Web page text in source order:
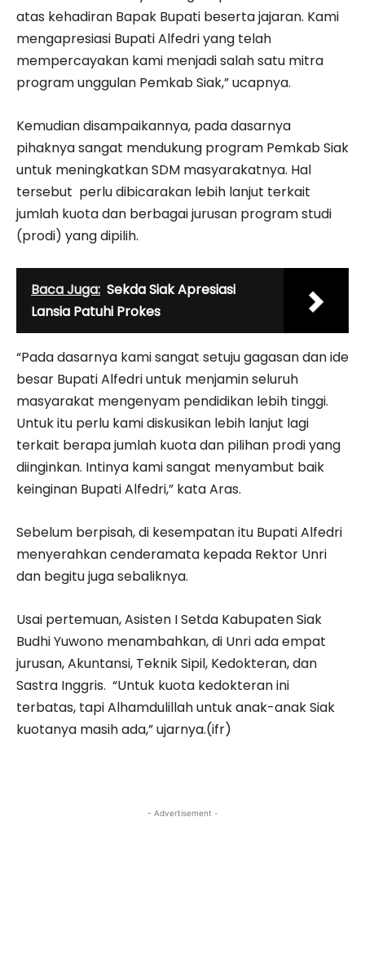
atas kehadiran Bapak Bupati beserta jajaran. Kami
mengapresiasi Bupati Alfedri yang telah
mempercayakan kami menjadi salah satu mitra
program unggulan Pemkab Siak,” ucapnya.
Kemudian disampaikannya, pada dasarnya
pihaknya sangat mendukung program Pemkab Siak
untuk meningkatkan SDM masyarakatnya. Hal
tersebut perlu dibicarakan lebih lanjut terkait
jumlah kuota dan berbagai jurusan program studi
(prodi) yang dipilih.
Baca Juga: Sekda Siak Apresiasi
Lansia Patuhi Prokes
“Pada dasarnya kami sangat setuju gagasan dan ide
besar Bupati Alfedri untuk menjamin seluruh
masyarakat mengenyam pendidikan lebih tinggi.
Untuk itu perlu kami diskusikan lebih lanjut lagi
terkait berapa jumlah kuota dan pilihan prodi yang
diinginkan. Intinya kami sangat menyambut baik
keinginan Bupati Alfedri,” kata Aras.
Sebelum berpisah, di kesempatan itu Bupati Alfedri
menyerahkan cenderamata kepada Rektor Unri
dan begitu juga sebaliknya.
Usai pertemuan, Asisten I Setda Kabupaten Siak
Budhi Yuwono menambahkan, di Unri ada empat
jurusan, Akuntansi, Teknik Sipil, Kedokteran, dan
Sastra Inggris. “Untuk kuota kedokteran ini
terbatas, tapi Alhamdulillah untuk anak-anak Siak
kuotanya masih ada,” ujarnya.(ifr)
- Advertisement -